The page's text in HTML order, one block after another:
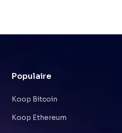
Populaire
Koop Bitcoin
Koop Ethereum